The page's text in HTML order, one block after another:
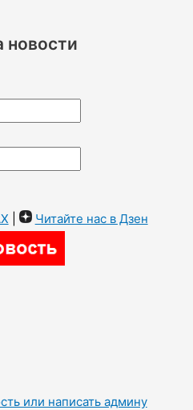
новости
Читайте нас в Дзен
или написать админу